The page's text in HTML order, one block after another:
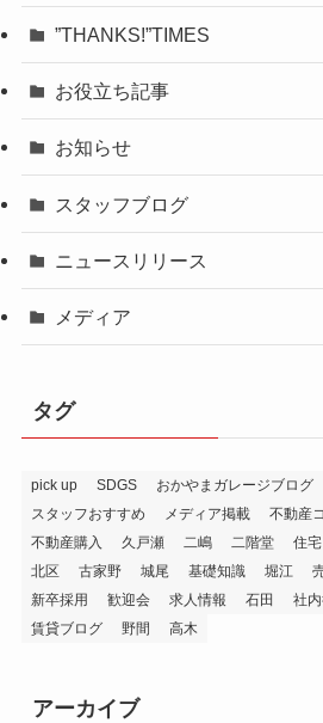
”THANKS!”TIMES
お役立ち記事
お知らせ
スタッフブログ
ニュースリリース
メディア
タグ
pick up SDGS おかやまガレージブログ
スタッフおすすめ
メディア掲載 不動産
不動産購入
久戸瀬 二嶋 二階堂 住
北区
古家野 城尾 基礎知識 堀江
新卒採用
歓迎会 求人情報 石田 社
賃貸ブログ
野間 高木
アーカイブ